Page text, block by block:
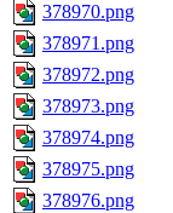
378970.png
378971.png
378972.png
378973.png
378974.png
378975.png
378976.png